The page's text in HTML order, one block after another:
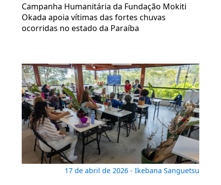
Campanha Humanitária da Fundação Mokiti
Okada apoia vítimas das fortes chuvas
ocorridas no estado da Paraíba
17 de abril de 2026 - Ikebana Sanguetsu